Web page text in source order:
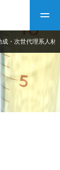
成・次世代理系人材